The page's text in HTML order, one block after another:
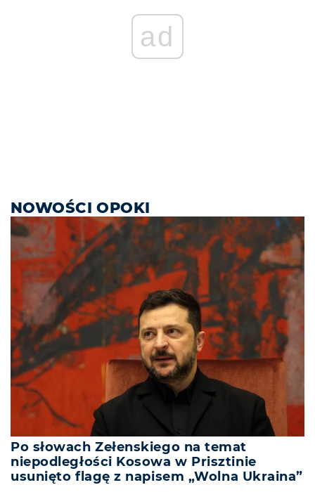
ad
NOWOŚCI OPOKI
Po słowach Zełenskiego na temat
niepodległości Kosowa w Prisztinie
usunięto flagę z napisem „Wolna Ukraina”